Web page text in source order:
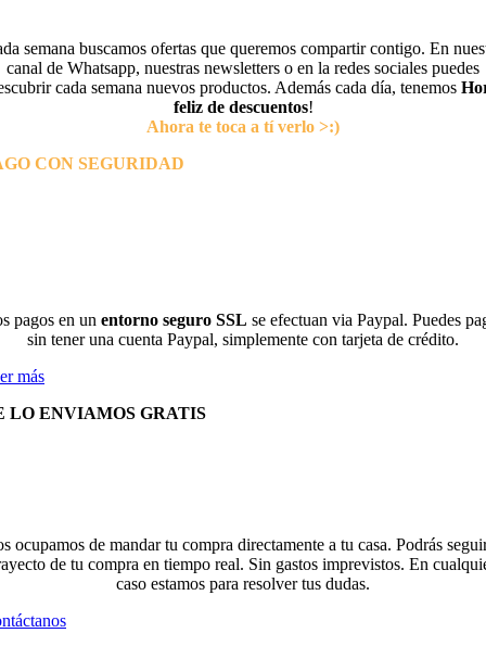
semana buscamos ofertas que queremos compartir contigo. En
canal de Whatsapp, nuestras newsletters o en la redes sociales puedes
cada semana nuevos productos. Además cada día, tenemos
feliz de descuentos!
Ahora te toca a tí verlo >:)
CON SEGURIDAD
pagos en un entorno seguro SSL se efectuan via Paypal. Puedes
sin tener una cuenta Paypal, simplemente con tarjeta de crédito.
más
LO ENVIAMOS GRATIS
ocupamos de mandar tu compra directamente a tu casa. Podrás
de tu compra en tiempo real. Sin gastos imprevistos. En
caso estamos para resolver tus dudas.